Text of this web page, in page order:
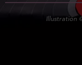
Illustration